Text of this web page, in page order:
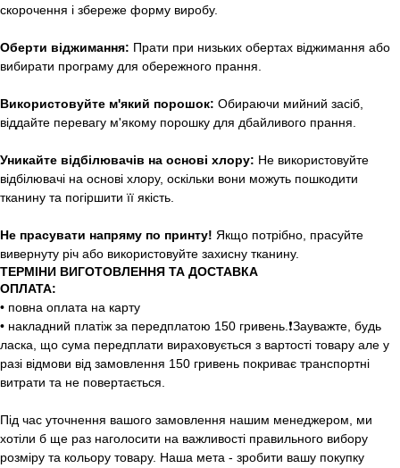
скорочення і збереже форму виробу.
Оберти віджимання: Прати при низьких обертах віджимання або
вибирати програму для обережного прання.
Використовуйте м'який порошок: Обираючи мийний засіб,
віддайте перевагу м'якому порошку для дбайливого прання.
Уникайте відбілювачів на основі хлору: Не використовуйте
відбілювачі на основі хлору, оскільки вони можуть пошкодити
тканину та погіршити її якість.
Не прасувати напряму по принту! Якщо потрібно, прасуйте
вивернуту річ або використовуйте захисну тканину.
ТЕРМІНИ ВИГОТОВЛЕННЯ ТА ДОСТАВКА
ОПЛАТА:
• повна оплата на карту
• накладний платіж за передплатою 150 гривень.❗️Зауважте, будь
ласка, що сума передплати вираховується з вартості товару але у
разі відмови від замовлення 150 гривень покриває транспортні
витрати та не повертається.
Під час уточнення вашого замовлення нашим менеджером, ми
хотіли б ще раз наголосити на важливості правильного вибору
розміру та кольору товару. Наша мета - зробити вашу покупку